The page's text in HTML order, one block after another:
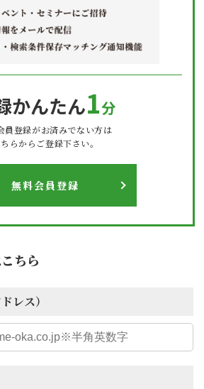
かんたん1分
員登録がお済みでない方は
らからご登録下さい。
無料会員登録
ちら
レス）